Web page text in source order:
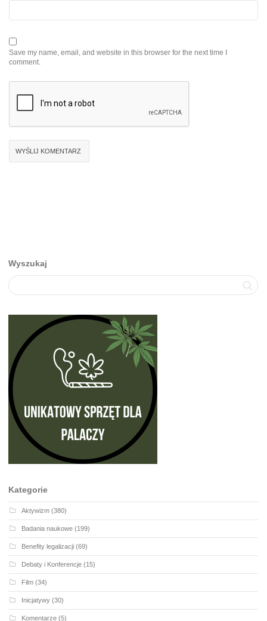
Save my name, email, and website in this browser for the next time I
comment.
Wyszukaj
Kategorie
Aktywizm (380)
Badania naukowe (199)
Benefity legalizacji (69)
Debaty i Konferencje (15)
Film (34)
Inicjatywy (30)
Komentarze (5)